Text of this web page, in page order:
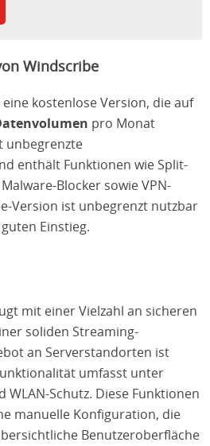
Windscribe
kostenlose Version, die auf
pro Monat
unbegrenzte
enthält Funktionen wie Split-
Blocker sowie VPN-
Version ist unbegrenzt nutzbar
Einstieg.
mit einer Vielzahl an sicheren
soliden Streaming-
an Serverstandorten ist
umfasst unter
Schutz. Diese Funktionen
manuelle Konfiguration, die
Benutzeroberfläche